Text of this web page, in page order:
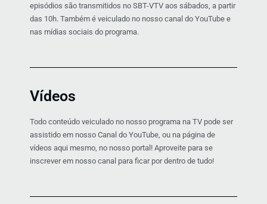
episódios são transmitidos no SBT-VTV aos sábados, a partir
das 10h. Também é veiculado no nosso canal do YouTube e
nas mídias sociais do programa.
Vídeos
Todo conteúdo veiculado no nosso programa na TV pode ser
assistido em nosso Canal do YouTube, ou na página de
vídeos aqui mesmo, no nosso portal! Aproveite para se
inscrever em nosso canal para ficar por dentro de tudo!